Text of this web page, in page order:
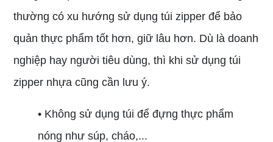
thường có xu hướng sử dụng túi zipper để bảo
quản thực phẩm tốt hơn, giữ lâu hơn. Dù là doanh
nghiệp hay người tiêu dùng, thì khi sử dụng túi
zipper nhựa cũng cần lưu ý.
• Không sử dụng túi để đựng thực phẩm
nóng như súp, cháo,...